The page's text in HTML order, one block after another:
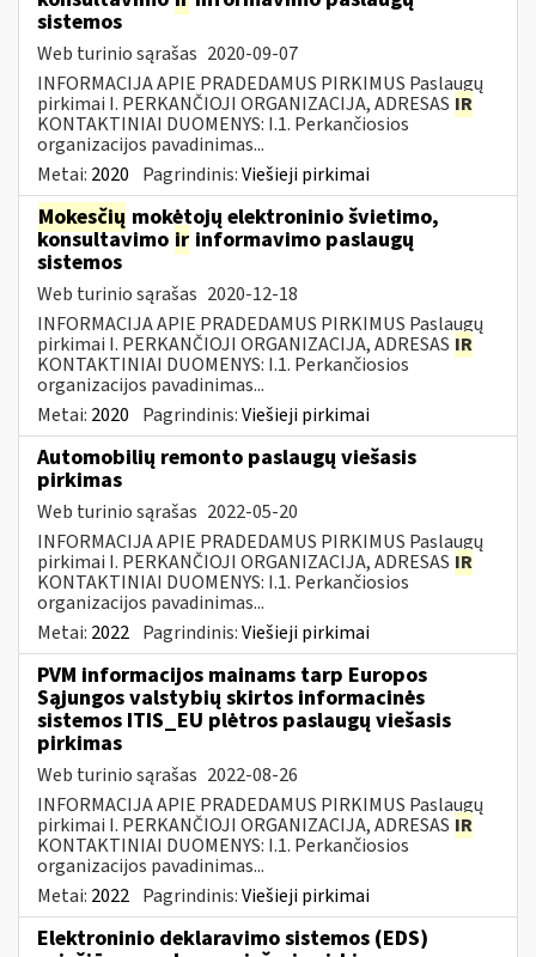
sistemos
Web turinio sąrašas 2020-09-07
INFORMACIJA APIE PRADEDAMUS PIRKIMUS Paslaugų
pirkimai I. PERKANČIOJI ORGANIZACIJA, ADRESAS IR
KONTAKTINIAI DUOMENYS: I.1. Perkančiosios
organizacijos pavadinimas...
Metai: 2020 Pagrindinis:Viešieji pirkimai
Mokesčių mokėtojų elektroninio švietimo,
konsultavimo ir informavimo paslaugų
sistemos
Web turinio sąrašas 2020-12-18
INFORMACIJA APIE PRADEDAMUS PIRKIMUS Paslaugų
pirkimai I. PERKANČIOJI ORGANIZACIJA, ADRESAS IR
KONTAKTINIAI DUOMENYS: I.1. Perkančiosios
organizacijos pavadinimas...
Metai: 2020 Pagrindinis:Viešieji pirkimai
Automobilių remonto paslaugų viešasis
pirkimas
Web turinio sąrašas 2022-05-20
INFORMACIJA APIE PRADEDAMUS PIRKIMUS Paslaugų
pirkimai I. PERKANČIOJI ORGANIZACIJA, ADRESAS IR
KONTAKTINIAI DUOMENYS: I.1. Perkančiosios
organizacijos pavadinimas...
Metai: 2022 Pagrindinis:Viešieji pirkimai
PVM informacijos mainams tarp Europos
Sąjungos valstybių skirtos informacinės
sistemos ITIS_EU plėtros paslaugų viešasis
pirkimas
Web turinio sąrašas 2022-08-26
INFORMACIJA APIE PRADEDAMUS PIRKIMUS Paslaugų
pirkimai I. PERKANČIOJI ORGANIZACIJA, ADRESAS IR
KONTAKTINIAI DUOMENYS: I.1. Perkančiosios
organizacijos pavadinimas...
Metai: 2022 Pagrindinis:Viešieji pirkimai
Elektroninio deklaravimo sistemos (EDS)